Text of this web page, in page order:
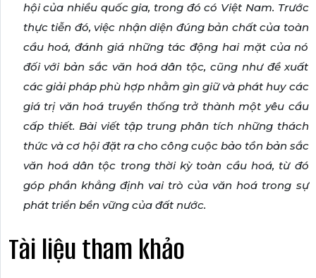
hội của nhiều quốc gia, trong đó có Việt Nam. Trước
thực tiễn đó, việc nhận diện đúng bản chất của toàn
cầu hoá, đánh giá những tác động hai mặt của nó
đối với bản sắc văn hoá dân tộc, cũng như đề xuất
các giải pháp phù hợp nhằm gìn giữ và phát huy các
giá trị văn hoá truyền thống trở thành một yêu cầu
cấp thiết. Bài viết tập trung phân tích những thách
thức và cơ hội đặt ra cho công cuộc bảo tồn bản sắc
văn hoá dân tộc trong thời kỳ toàn cầu hoá, từ đó
góp phần khẳng định vai trò của văn hoá trong sự
phát triển bền vững của đất nước.
Tài liệu tham khảo